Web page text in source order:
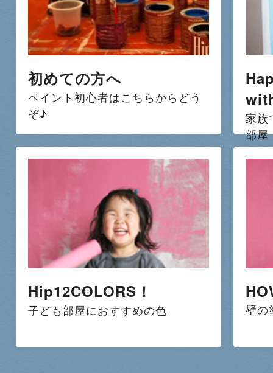
初めての方へ
ペイント初心者はこちらからどう
ぞ♪
家族
部屋
Hip12COLORS！
子ども部屋におすすめの色 壁の